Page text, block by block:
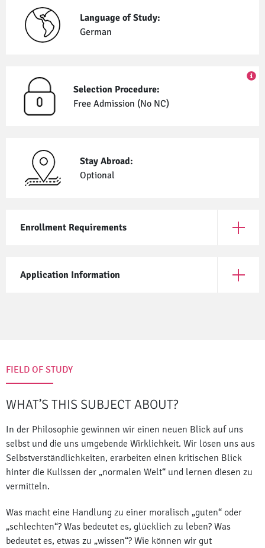
Language of Study:
German
Selection Procedure:
Free Admission (No NC)
Stay Abroad:
Optional
Enrollment Requirements
Open
Application Information
Open
FIELD OF STUDY
WHAT’S THIS SUBJECT ABOUT?
In der Philosophie gewinnen wir einen neuen Blick auf uns
selbst und die uns umgebende Wirklichkeit. Wir lösen uns aus
Selbstverständlichkeiten, erarbeiten einen kritischen Blick
hinter die Kulissen der „normalen Welt“ und lernen diesen zu
vermitteln.
Was macht eine Handlung zu einer moralisch „guten“ oder
„schlechten“? Was bedeutet es, glücklich zu leben? Was
bedeutet es, etwas zu „wissen“? Wie können wir gut